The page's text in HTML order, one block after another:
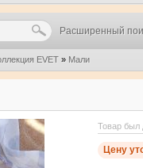
Расширенный
EVET » Мали
Товар был
Цену